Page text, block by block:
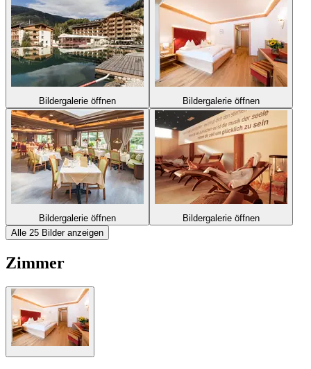
Bildergalerie öffnen Bildergalerie öffnen
Bildergalerie öffnen
Bildergalerie öffnen
Alle 25 Bilder anzeigen
Zimmer